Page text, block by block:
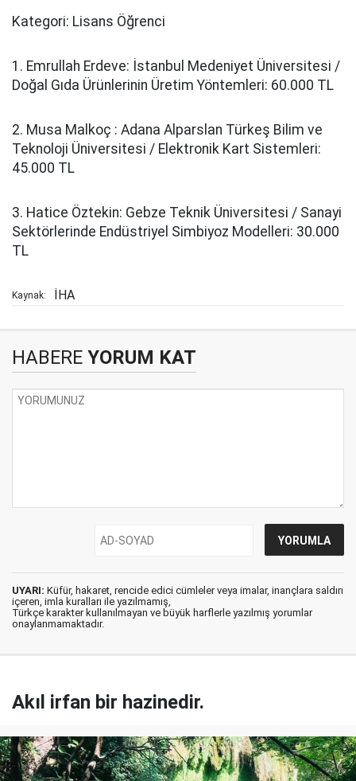
Kategori: Lisans Öğrenci
1. Emrullah Erdeve: İstanbul Medeniyet Üniversitesi /
Doğal Gıda Ürünlerinin Üretim Yöntemleri: 60.000 TL
2. Musa Malkoç : Adana Alparslan Türkeş Bilim ve
Teknoloji Üniversitesi / Elektronik Kart Sistemleri:
45.000 TL
3. Hatice Öztekin: Gebze Teknik Üniversitesi / Sanayi
Sektörlerinde Endüstriyel Simbiyoz Modelleri: 30.000
TL
Kaynak: İHA
HABERE YORUM KAT
UYARI: Küfür, hakaret, rencide edici cümleler veya imalar, inançlara saldırı
içeren, imla kuralları ile yazılmamış,
Türkçe karakter kullanılmayan ve büyük harflerle yazılmış yorumlar
onaylanmamaktadır.
Akıl irfan bir hazinedir.